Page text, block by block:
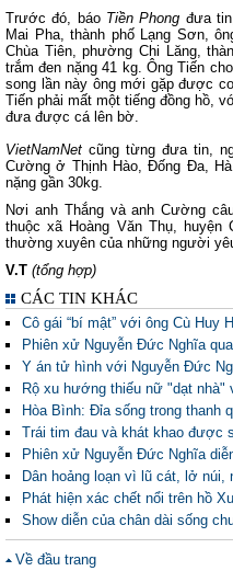
Trước đó, báo Tiền Phong đưa
Mai Pha, thành phố Lạng Sơn,
Chùa Tiên, phường Chi Lăng,
trắm đen nặng 41 kg. Ông Tiến
song lần này ông mới gặp được
Tiến phải mất một tiếng đồng hồ,
đưa được cá lên bờ.
VietNamNet cũng từng đưa tin,
Cường ở Thịnh Hào, Đống Đa,
nặng gần 30kg.
Nơi anh Thắng và anh Cường
thuộc xã Hoàng Văn Thụ,
thường xuyên của những người
V.T (tổng hợp)
CÁC TIN KHÁC
Cô gái “bí mật” với ông Cù Huy
Phiên xử Nguyễn Đức Nghĩa
Y án tử hình với Nguyễn Đức
Rộ xu hướng thiếu nữ "dạt nhà"
Hòa Bình: Đỉa sống trong thanh
Trái tim đau và khát khao được
Phiên xử Nguyễn Đức Nghĩa
Dân hoảng loạn vì lũ cát, lở núi,
Phát hiện xác chết nổi trên hồ
Show diễn của chân dài sống
Về đầu trang